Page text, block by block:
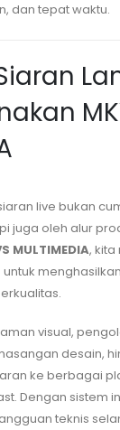
dan tepat waktu.
live bukan
juga oleh alur
MULTIMEDIA,
visual,
desain,
ke berbagai
Dengan sistem
teknis